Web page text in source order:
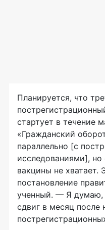
Планируется, что
стартует в течение
«Гражданский
параллельно [с
исследованиями],
вакцины не хватает.
постановление
ученный. — Я думаю,
сдвиг в месяц после